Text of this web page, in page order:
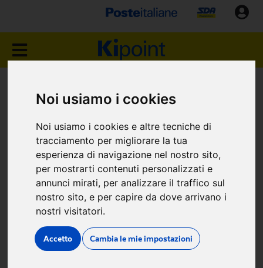
Noi usiamo i cookies
Noi usiamo i cookies e altre tecniche di
tracciamento per migliorare la tua
esperienza di navigazione nel nostro sito,
per mostrarti contenuti personalizzati e
annunci mirati, per analizzare il traffico sul
nostro sito, e per capire da dove arrivano i
nostri visitatori.
Accetto Cambia le mie impostazioni
NEGOZIO KIPOINT
NAPOLI (NA)
Via San Vincenzo, 41
Dove siamo